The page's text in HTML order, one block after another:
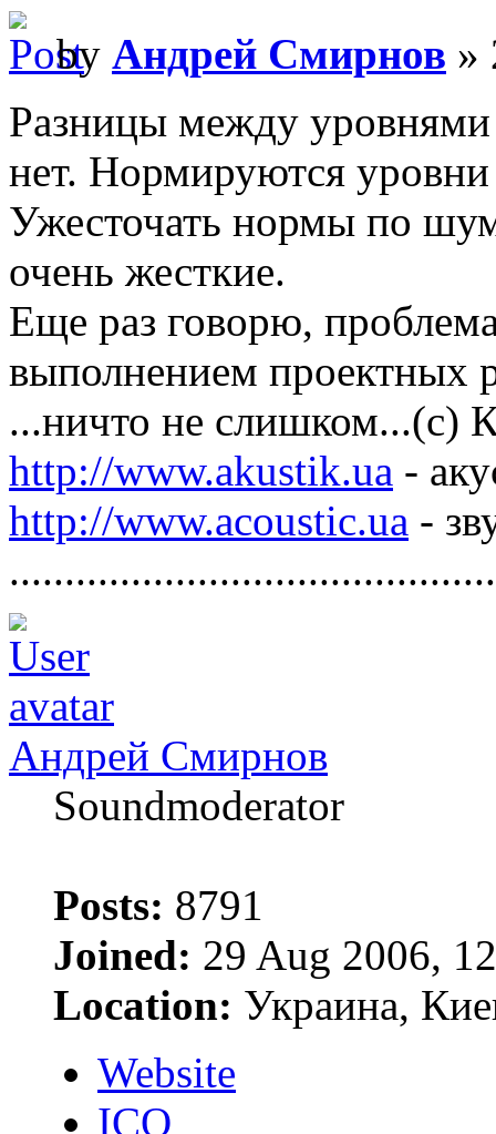
by Андрей Смирнов »
Разницы между
нет. Нормируются
Ужесточать нормы по
очень жесткие.
Еще раз говорю,
выполнением проектных
...ничто не слишком...(с)
http://www.akustik.ua -
http://www.acoustic.ua -
............................................
Андрей Смирнов
Soundmoderator
Posts: 8791
Joined: 29 Aug 2006,
Location: Украина,
Website
ICQ